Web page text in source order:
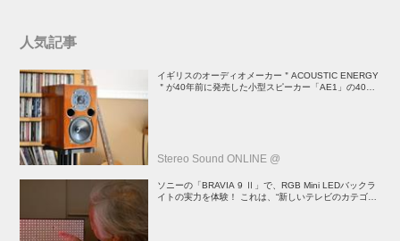
人気記事
イギリスのオーディオメーカー＂ACOUSTIC ENERGY
＂が40年前に発売した小型スピーカー「AE1」の40周
Stereo Sound ONLINE @
ソニーの「BRAVIA 9 Ⅱ」で、RGB Mini LEDバックラ
イトの実力を体験！ これは、“新しいテレビのカテゴリ